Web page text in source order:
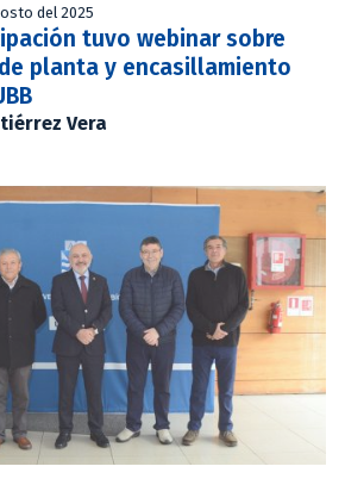
del 2025
tuvo webinar sobre
planta y encasillamiento
Vera